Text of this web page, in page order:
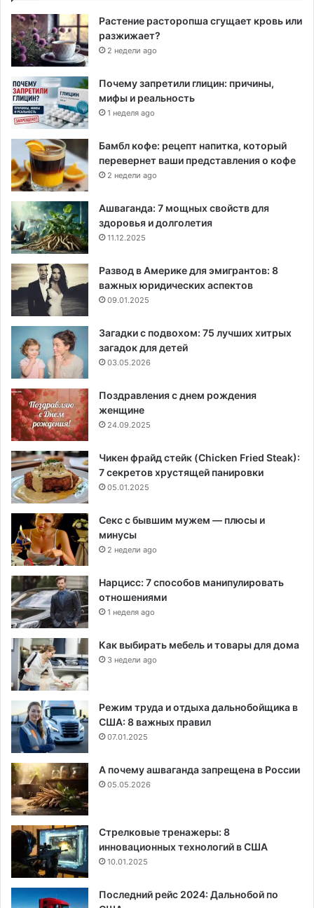
Растение расторопша сгущает кровь или
разжижает?
2 недели ago
Почему запретили глицин: причины,
мифы и реальность
1 неделя ago
Бамбл кофе: рецепт напитка, который
перевернет ваши представления о кофе
2 недели ago
Ашваганда: 7 мощных свойств для
здоровья и долголетия
11.12.2025
Развод в Америке для эмигрантов: 8
важных юридических аспектов
09.01.2025
Загадки с подвохом: 75 лучших хитрых
загадок для детей
03.05.2026
Поздравления с днем рождения
женщине
24.09.2025
Чикен фрайд стейк (Chicken Fried Steak):
7 секретов хрустящей панировки
05.01.2025
Секс с бывшим мужем — плюсы и
минусы
2 недели ago
Нарцисс: 7 способов манипулировать
отношениями
1 неделя ago
Как выбирать мебель и товары для дома
3 недели ago
Режим труда и отдыха дальнобойщика в
США: 8 важных правил
07.01.2025
А почему ашваганда запрещена в России
05.05.2026
Стрелковые тренажеры: 8
инновационных технологий в США
10.01.2025
Последний рейс 2024: Дальнобой по